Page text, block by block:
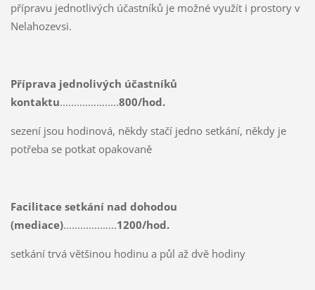
přípravu jednotlivých účastníků je možné využít i prostory v
Nelahozevsi.
Příprava jednolivých účastníků
kontaktu.....................800/hod.
sezení jsou hodinová, někdy stačí jedno setkání, někdy je
potřeba se potkat opakovaně
Facilitace setkání nad dohodou
(mediace)...................1200/hod.
setkání trvá většinou hodinu a půl až dvě hodiny